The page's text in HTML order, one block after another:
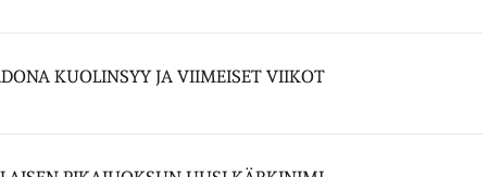
KUOLINSYY JA VIIMEISET VIIKOT